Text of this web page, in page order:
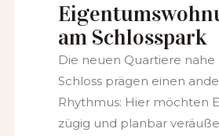
am Schlosspark
Die neuen Quartiere nahe
Schloss prägen einen
Rhythmus: Hier möchten
zügig und planbar